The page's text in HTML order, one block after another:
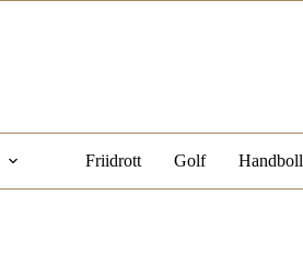
Friidrott Golf Handboll